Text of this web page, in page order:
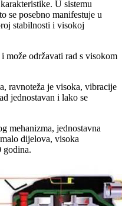
U sistemu
se posebno manifestuje u
stabilnosti i visokoj
može održavati rad s visokom
ravnoteža je visoka, vibracije
jednostavan i lako se
mehanizma, jednostavna
dijelova, visoka
godina.